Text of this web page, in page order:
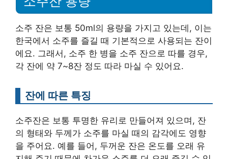
소주 잔은 보통 50ml의 용량을 가지고 있는데, 이는
한국에서 소주를 즐길 때 기본적으로 사용되는 잔이
에요. 그래서, 소주 한 병을 소주 잔으로 따를 경우,
각 잔에 약 7~8잔 정도 따라 마실 수 있어요.
잔에 따른 특징
소주잔은 보통 투명한 유리로 만들어져 있으며, 잔
의 형태와 두께가 소주를 마실 때의 감각에도 영향
을 주어요. 예를 들어, 두꺼운 잔은 온도를 오래 유